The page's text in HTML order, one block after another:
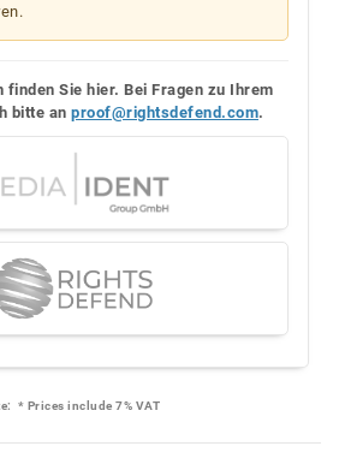
Sie hier. Bei Fragen zu Ihrem
bitte an proof@rightsdefend.com.
* Prices include 7% VAT